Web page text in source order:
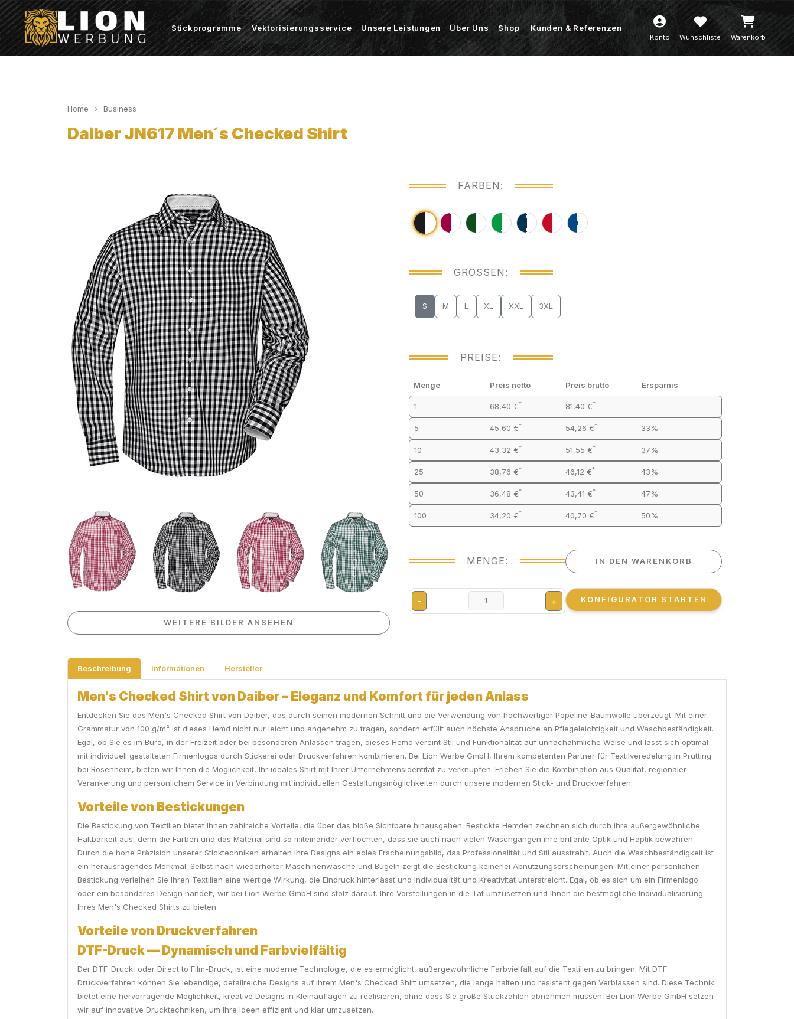
Stickprogramme Vektorisierungsservice Unsere Leistungen Über Uns Shop Kunden & Referenzen
Konto Wunschliste Warenkorb
Home Business
Daiber JN617 Men´s Checked Shirt
WEITERE BILDER ANSEHEN
FARBEN:
GRÖSSEN:
S M L XL XXL 3XL
PREISE:
Menge Preis netto Preis brutto Ersparnis
1 68,40 €* 81,40 €* -
5 45,60 €* 54,26 €* 33%
10 43,32 €* 51,55 €* 37%
25 38,76 €* 46,12 €* 43%
50 36,48 €* 43,41 €* 47%
100 34,20 €* 40,70 €* 50%
MENGE:
- +
IN DEN WARENKORB
KONFIGURATOR STARTEN
Beschreibung Informationen Hersteller
Men's Checked Shirt von Daiber – Eleganz und Komfort für jeden Anlass
Entdecken Sie das Men's Checked Shirt von Daiber, das durch seinen modernen Schnitt und die Verwendung von hochwertiger Popeline-Baumwolle überzeugt. Mit einer
Grammatur von 100 g/m² ist dieses Hemd nicht nur leicht und angenehm zu tragen, sondern erfüllt auch höchste Ansprüche an Pflegeleichtigkeit und Waschbeständigkeit.
Egal, ob Sie es im Büro, in der Freizeit oder bei besonderen Anlässen tragen, dieses Hemd vereint Stil und Funktionalität auf unnachahmliche Weise und lässt sich optimal
mit individuell gestalteten Firmenlogos durch Stickerei oder Druckverfahren kombinieren. Bei Lion Werbe GmbH, Ihrem kompetenten Partner für Textilveredelung in Prutting
bei Rosenheim, bieten wir Ihnen die Möglichkeit, Ihr ideales Shirt mit Ihrer Unternehmensidentität zu verknüpfen. Erleben Sie die Kombination aus Qualität, regionaler
Verankerung und persönlichem Service in Verbindung mit individuellen Gestaltungsmöglichkeiten durch unsere modernen Stick- und Druckverfahren.
Vorteile von Bestickungen
Die Bestickung von Textilien bietet Ihnen zahlreiche Vorteile, die über das bloße Sichtbare hinausgehen. Bestickte Hemden zeichnen sich durch ihre außergewöhnliche
Haltbarkeit aus, denn die Farben und das Material sind so miteinander verflochten, dass sie auch nach vielen Waschgängen ihre brillante Optik und Haptik bewahren.
Durch die hohe Präzision unserer Sticktechniken erhalten Ihre Designs ein edles Erscheinungsbild, das Professionalität und Stil ausstrahlt. Auch die Waschbeständigkeit ist
ein herausragendes Merkmal: Selbst nach wiederholter Maschinenwäsche und Bügeln zeigt die Bestickung keinerlei Abnutzungserscheinungen. Mit einer persönlichen
Bestickung verleihen Sie Ihren Textilien eine wertige Wirkung, die Eindruck hinterlässt und Individualität und Kreativität unterstreicht. Egal, ob es sich um ein Firmenlogo
oder ein besonderes Design handelt, wir bei Lion Werbe GmbH sind stolz darauf, Ihre Vorstellungen in die Tat umzusetzen und Ihnen die bestmögliche Individualisierung
Ihres Men's Checked Shirts zu bieten.
Vorteile von Druckverfahren
DTF-Druck — Dynamisch und Farbvielfältig
Der DTF-Druck, oder Direct to Film-Druck, ist eine moderne Technologie, die es ermöglicht, außergewöhnliche Farbvielfalt auf die Textilien zu bringen. Mit DTF-
Druckverfahren können Sie lebendige, detailreiche Designs auf Ihrem Men's Checked Shirt umsetzen, die lange halten und resistent gegen Verblassen sind. Diese Technik
bietet eine hervorragende Möglichkeit, kreative Designs in Kleinauflagen zu realisieren, ohne dass Sie große Stückzahlen abnehmen müssen. Bei Lion Werbe GmbH setzen
wir auf innovative Drucktechniken, um Ihre Ideen effizient und klar umzusetzen.